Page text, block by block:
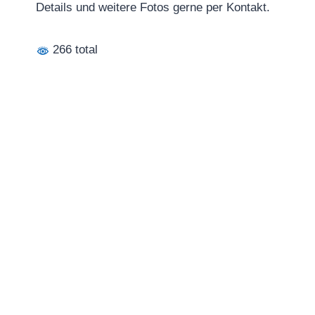
Details und weitere Fotos gerne per Kontakt.
266 total